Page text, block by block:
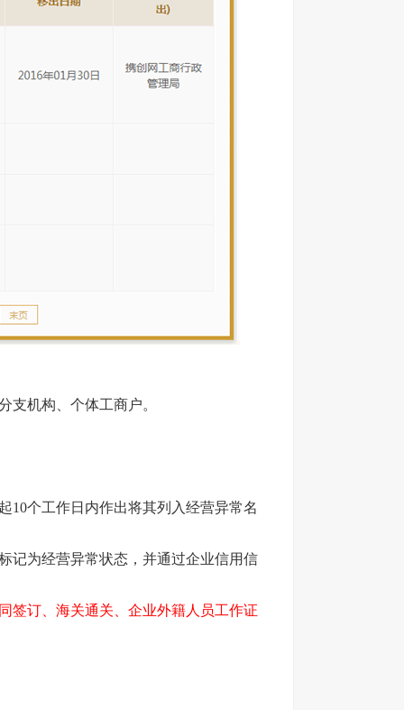
支机构、个体工商户。
10个工作日内作出将其列入经营异常名
记为经营异常状态，并通过企业信用信
签订、海关通关、企业外籍人员工作证